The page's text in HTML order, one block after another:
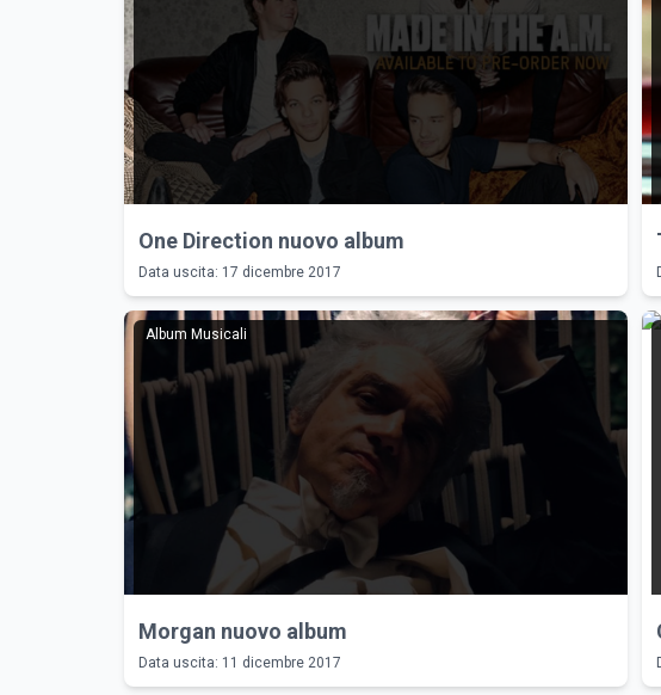
One Direction nuovo album
Data uscita: 17 dicembre 2017
Album Musicali
Morgan nuovo album
Data uscita: 11 dicembre 2017